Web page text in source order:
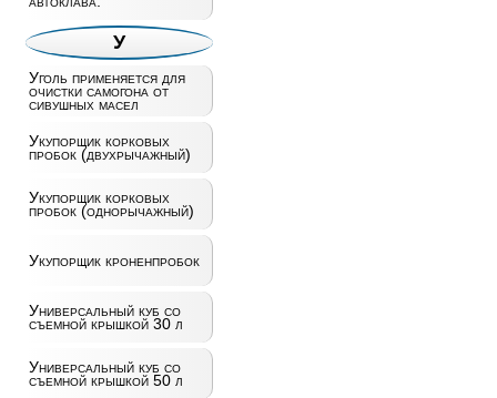
У
Уголь применяется для
очистки самогона от
сивушных масел
Укупорщик корковых
пробок (двухрычажный)
Укупорщик корковых
пробок (однорычажный)
Укупорщик кроненпробок
Универсальный куб со
съемной крышкой 30 л
Универсальный куб со
съемной крышкой 50 л